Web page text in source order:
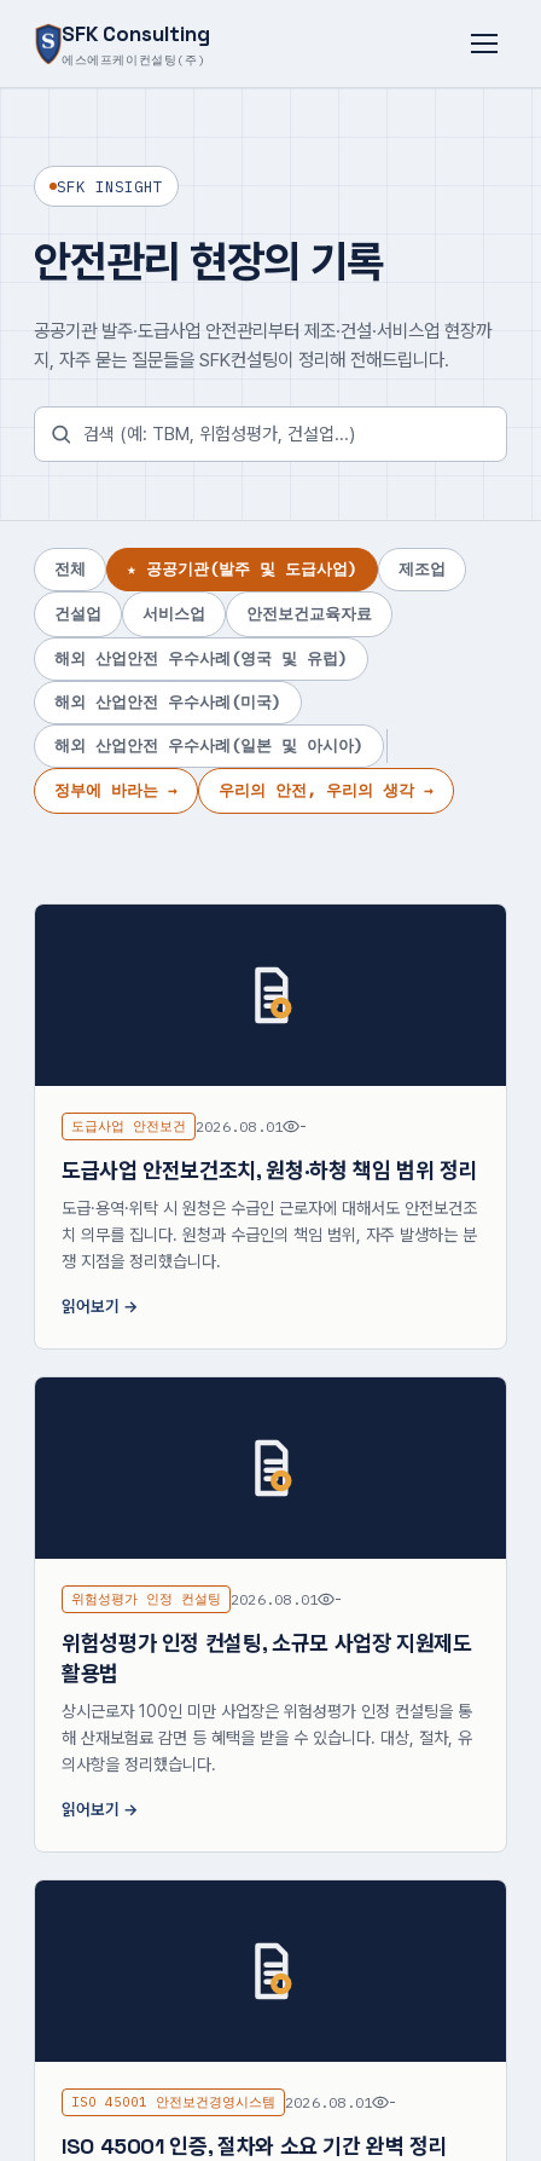
SFK Consulting
에스에프케이컨설팅(주)
SFK INSIGHT
안전관리 현장의 기록
공공기관 발주·도급사업 안전관리부터 제조·건설·서비스업 현장까
지, 자주 묻는 질문들을 SFK컨설팅이 정리해 전해드립니다.
전체 ★ 공공기관(발주 및 도급사업) 제조업
건설업 서비스업 안전보건교육자료
해외 산업안전 우수사례(영국 및 유럽)
해외 산업안전 우수사례(미국)
해외 산업안전 우수사례(일본 및 아시아)
정부에 바라는 → 우리의 안전, 우리의 생각 →
도급사업 안전보건 2026.08.01 -
도급사업 안전보건조치, 원청·하청 책임 범위 정리
도급·용역·위탁 시 원청은 수급인 근로자에 대해서도 안전보건조
치 의무를 집니다. 원청과 수급인의 책임 범위, 자주 발생하는 분
쟁 지점을 정리했습니다.
읽어보기
위험성평가 인정 컨설팅 2026.08.01 -
위험성평가 인정 컨설팅, 소규모 사업장 지원제도
활용법
상시근로자 100인 미만 사업장은 위험성평가 인정 컨설팅을 통
해 산재보험료 감면 등 혜택을 받을 수 있습니다. 대상, 절차, 유
의사항을 정리했습니다.
읽어보기
ISO 45001 안전보건경영시스템 2026.08.01 -
ISO 45001 인증, 절차와 소요 기간 완벽 정리